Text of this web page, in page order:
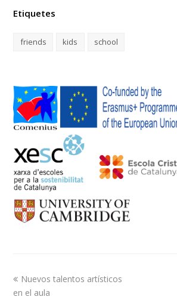
Etiquetes
friends kids school
Nuevos talentos artísticos
en el aula